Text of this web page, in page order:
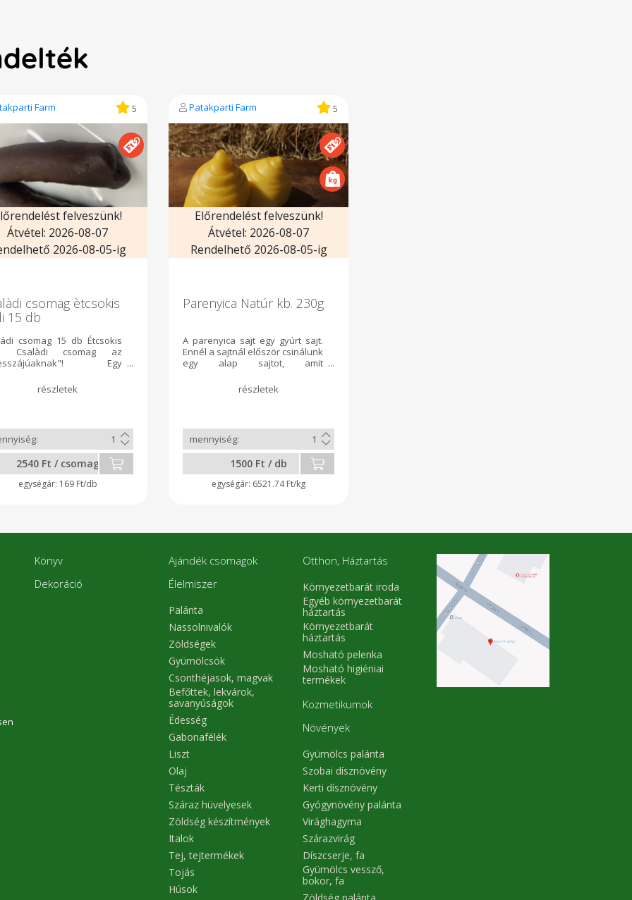
Farm 5
felveszünk!
Átvétel: 2026-08-07
2026-08-05-ig
csomag ètcsokis
15 db
csomag 15 db Étcsokis
Csalàdi csomag az
Egy
a màr jòl megszokott
ès minősègben.
2540 Ft / csomag
169 Ft/db
Patakparti Farm 5
Előrendelést felveszünk!
Átvétel: 2026-08-07
Rendelhető 2026-08-05-ig
Parenyica Natúr kb. 230g
A parenyica sajt egy gyúrt sajt.
Ennél a sajtnál először csinálunk
egy alap sajtot, amit
5.2 pH-ig savanyítunk. Ekkor
tudjuk a legszebben nyújtani és
Hozzávetőlegesen 230gramm
egy darab parenyica. Az ár a
súlyméres után változhat!
1500 Ft / db
6521.74 Ft/kg
Könyv
Dekoráció
Ajándék csomagok
Élelmiszer
Palánta
Nassolnivalók
Zöldségek
Gyümölcsök
Csonthéjasok, magvak
Befőttek, lekvárok,
savanyúságok
Édesség
Gabonafélék
Liszt
Olaj
Tészták
Száraz hüvelyesek
Zöldség készítmények
Italok
Tej, tejtermékek
Tojás
Húsok
Otthon, Háztartás
Környezetbarát iroda
Egyéb környezetbarát
háztartás
Környezetbarát
háztartás
Mosható pelenka
Mosható higiéniai
termékek
Kozmetikumok
Növények
Gyümölcs palánta
Szobai dísznövény
Kerti dísznövény
Gyógynövény palánta
Virághagyma
Szárazvirág
Díszcserje, fa
Gyümölcs vessző,
bokor, fa